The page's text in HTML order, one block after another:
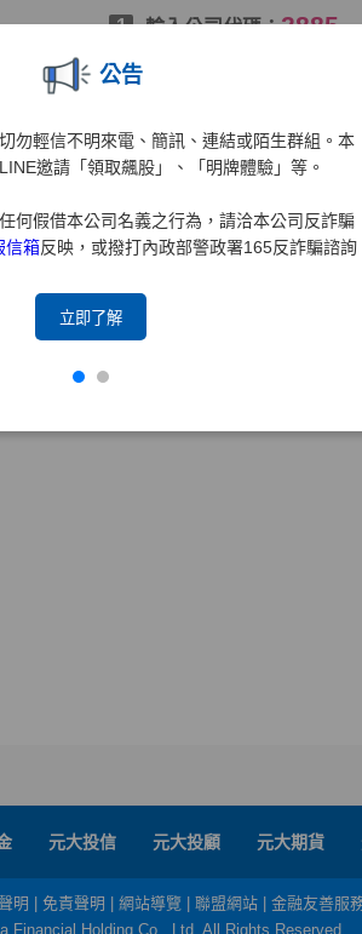
公告
勿輕信不明來電、簡訊、連結或陌生群組。本
邀請「領取飆股」、「明牌體驗」等。
何假借本公司名義之行為，請洽本公司反詐騙
信箱反映，或撥打內政部警政署165反詐騙諮詢
立即了解
1 輸入公司代碼：2885
2
元大投信 元大投顧 元大期貨
明 免責聲明 網站導覽 聯盟網站
金融友善服
Financial Holding Co., Ltd. All Rights Reserved.